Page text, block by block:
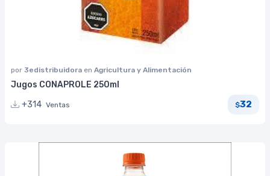
por 3edistribuidora en Agricultura y Alimentación
Jugos CONAPROLE 250ml
+314 Ventas $32